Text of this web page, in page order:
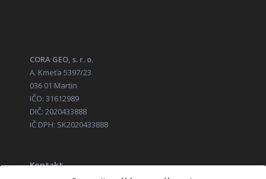
CORA GEO, s. r. o.
A. Kmeťa 5397/23
036 01 Martin
IČO: 31612989
DIČ: 2020433888
IČ DPH: SK2020433888
Kontakt